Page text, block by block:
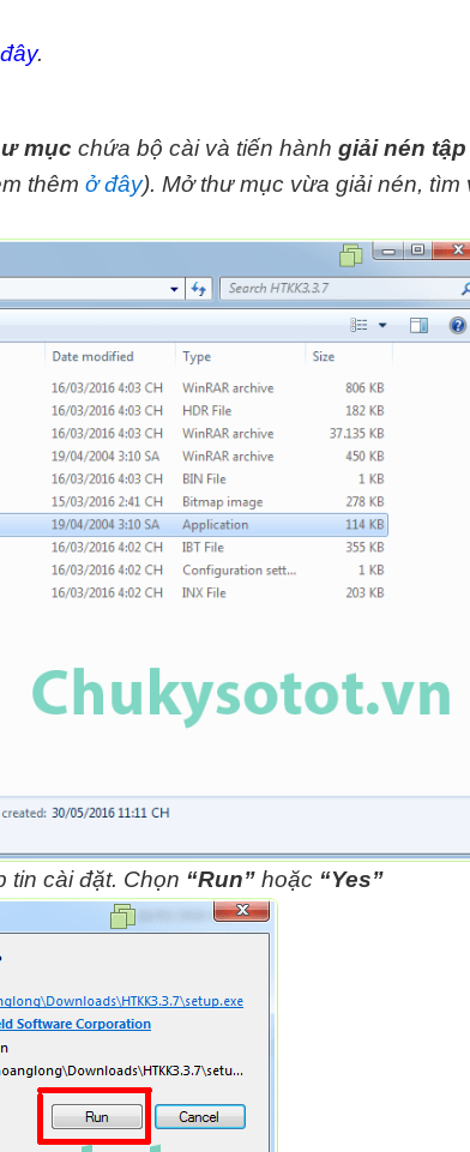
.
mục chứa bộ cài và tiến hành giải nén tập
thêm ở đây). Mở thư mục vừa giải nén, tìm
tin cài đặt. Chọn “Run” hoặc “Yes”